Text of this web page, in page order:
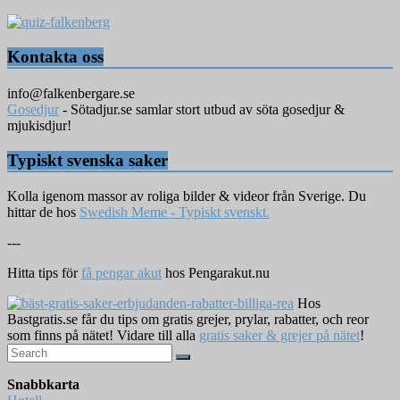
Kontakta oss
info@falkenbergare.se
Gosedjur - Sötadjur.se samlar stort utbud av söta gosedjur &
mjukisdjur!
Typiskt svenska saker
Kolla igenom massor av roliga bilder & videor från Sverige. Du
hittar de hos Swedish Meme - Typiskt svenskt.
---
Hitta tips förfå pengar akut hos Pengarakut.nu
Hos
Bastgratis.se får du tips om gratis grejer, prylar, rabatter, och reor
som finns på nätet! Vidare till alla gratis saker & grejer på nätet!
Snabbkarta